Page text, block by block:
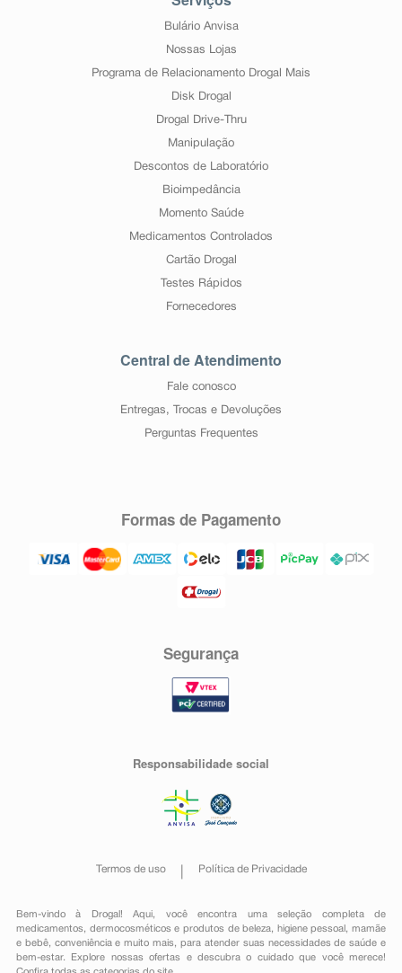
Bulário Anvisa
Nossas Lojas
Programa de Relacionamento Drogal Mais
Disk Drogal
Drogal Drive-Thru
Manipulação
Descontos de Laboratório
Bioimpedância
Momento Saúde
Medicamentos Controlados
Cartão Drogal
Testes Rápidos
Fornecedores
Central de Atendimento
Fale conosco
Entregas, Trocas e Devoluções
Perguntas Frequentes
Formas de Pagamento
Segurança
Responsabilidade social
Termos de uso Política de Privacidade
Bem-vindo à Drogal! Aqui, você encontra uma seleção completa de
medicamentos , dermocosméticos e produtos de beleza, higiene pessoal ,mamãe
e bebê, conveniênciae muito mais, para atender suas necessidades de saúde e
bem-estar. Explore nossas ofertas e descubra o cuidado que você merece!